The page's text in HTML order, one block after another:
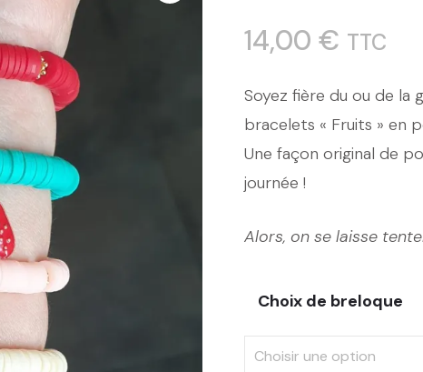
14,00€ TTC
Soyez fière du ou de la
bracelets « Fruits » en
Une façon original de
journée !
Alors, on se laisse
Choix de breloque